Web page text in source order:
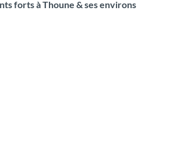
forts à Thoune & ses environs